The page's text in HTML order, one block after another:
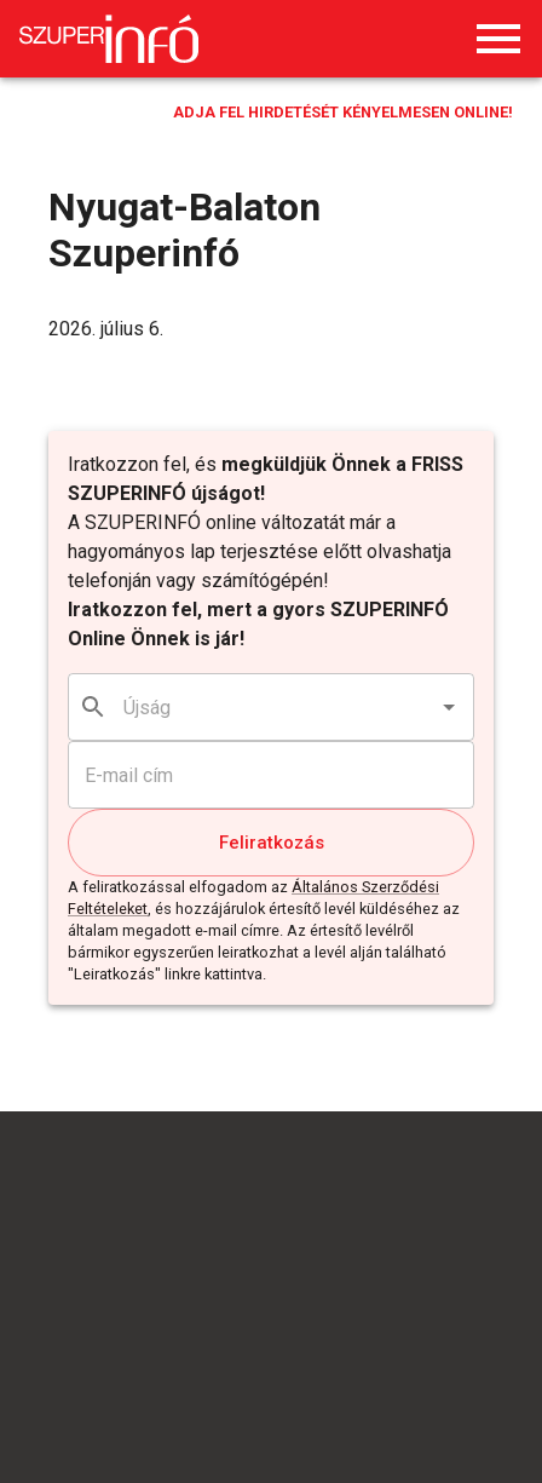
ADJA FEL HIRDETÉSÉT KÉNYELMESEN ONLINE!
Nyugat-Balaton
Szuperinfó
Iratkozzon fel, és megküldjük Önnek a FRISS
SZUPERINFÓ újságot!
A SZUPERINFÓ online változatát már a
hagyományos lap terjesztése előtt olvashatja
telefonján vagy számítógépén!
Iratkozzon fel, mert a gyors SZUPERINFÓ
Online Önnek is jár!
Feliratkozás
A feliratkozással elfogadom az Általános Szerződési
Feltételeket, és hozzájárulok értesítő levél küldéséhez az
általam megadott e-mail címre. Az értesítő levélről
bármikor egyszerűen leiratkozhat a levél alján található
"Leiratkozás" linkre kattintva.
2026. július 6.